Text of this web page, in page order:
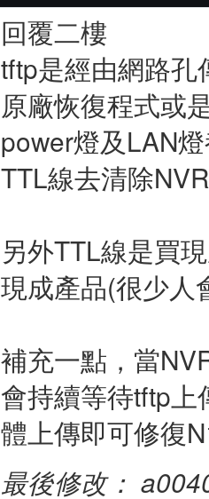
回覆二樓
tftp是經由網路孔
原廠恢復程式或
power燈及LAN
TTL線去清除
另外TTL線是買
現成產品(很少人
補充一點，當
會持續等待tftp
體上傳即可修復
最後修改：